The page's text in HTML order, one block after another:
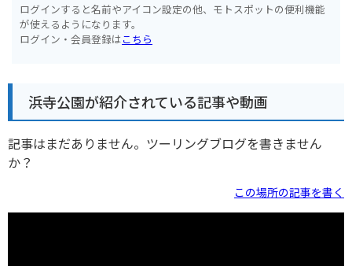
ログインすると名前やアイコン設定の他、モトスポットの便利機能
が使えるようになります。
ログイン・会員登録はこちら
浜寺公園が紹介されている記事や動画
記事はまだありません。ツーリングブログを書きません
か？
この場所の記事を書く